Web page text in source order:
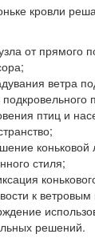
кровли
от прямого
ветра
птиц и
коньковой
стиля;
к ветровым
решений.